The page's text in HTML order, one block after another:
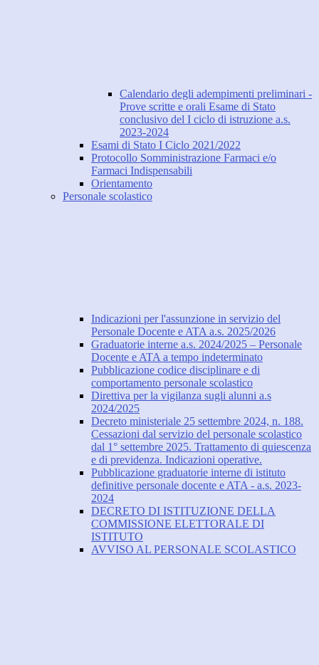
Calendario degli adempimenti preliminari -
Prove scritte e orali Esame di Stato
conclusivo del I ciclo di istruzione a.s.
2023-2024
Esami di Stato I Ciclo 2021/2022
Protocollo Somministrazione Farmaci e/o
Farmaci Indispensabili
Orientamento
Personale scolastico
Indicazioni per l'assunzione in servizio del
Personale Docente e ATA a.s. 2025/2026
Graduatorie interne a.s. 2024/2025 – Personale
Docente e ATA a tempo indeterminato
Pubblicazione codice disciplinare e di
comportamento personale scolastico
Direttiva per la vigilanza sugli alunni a.s
2024/2025
Decreto ministeriale 25 settembre 2024, n. 188.
Cessazioni dal servizio del personale scolastico
dal 1° settembre 2025. Trattamento di quiescenza
e di previdenza. Indicazioni operative.
Pubblicazione graduatorie interne di istituto
definitive personale docente e ATA - a.s. 2023-
2024
DECRETO DI ISTITUZIONE DELLA
COMMISSIONE ELETTORALE DI
ISTITUTO
AVVISO AL PERSONALE SCOLASTICO